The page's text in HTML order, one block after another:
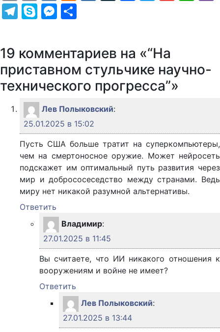
Telegram
SkypeMessenger
19 комментариев на «“На
приставном стульчике научно-
технического прогресса”»
Лев Полыковский:
25.01.2025 в 15:02
Пусть США больше тратит на суперкомпьютеры,
чем на смертоносное оружие. Может нейросеть
подскажет им оптимальный путь развития через
мир и добрососеседство между странами. Ведь
миру нет никакой разумной альтернативы.
Ответить
Владимир:
27.01.2025 в 11:45
Вы считаете, что ИИ никакого отношения к
вооружениям и войне не имеет?
Ответить
Лев Полыковский:
27.01.2025 в 13:44